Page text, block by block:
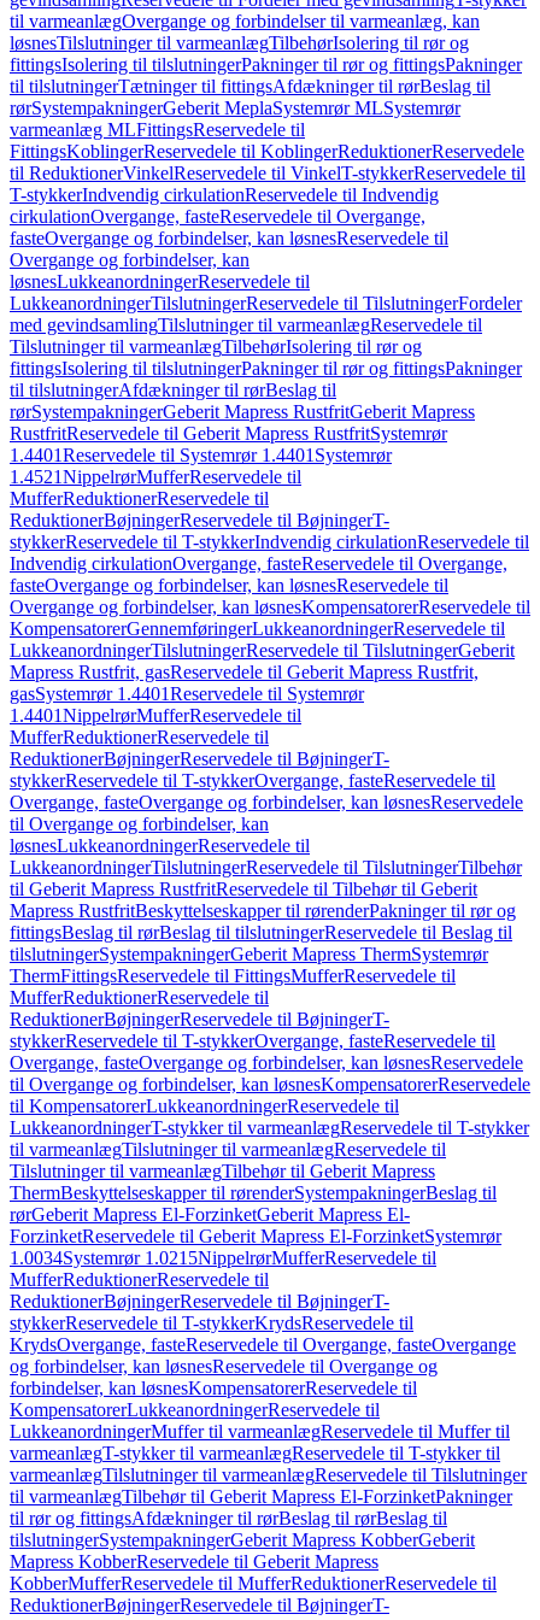
til varmeanlægOvergange og forbindelser til varmeanlæg, kan
løsnesTilslutninger til varmeanlægTilbehørIsolering til rør og
fittingsIsolering til tilslutningerPakninger til rør og fittingsPakninger
til tilslutningerTætninger til fittingsAfdækninger til rørBeslag til
rørSystempakningerGeberit MeplaSystemrør MLSystemrør
varmeanlæg MLFittingsReservedele til
FittingsKoblingerReservedele til KoblingerReduktionerReservedele
til ReduktionerVinkelReservedele til VinkelT-stykkerReservedele til
T-stykkerIndvendig cirkulationReservedele til Indvendig
cirkulationOvergange, fasteReservedele til Overgange,
fasteOvergange og forbindelser, kan løsnesReservedele til
Overgange og forbindelser, kan
løsnesLukkeanordningerReservedele til
LukkeanordningerTilslutningerReservedele til TilslutningerFordeler
med gevindsamlingTilslutninger til varmeanlægReservedele til
Tilslutninger til varmeanlægTilbehørIsolering til rør og
fittingsIsolering til tilslutningerPakninger til rør og fittingsPakninger
til tilslutningerAfdækninger til rørBeslag til
rørSystempakningerGeberit Mapress RustfritGeberit Mapress
RustfritReservedele til Geberit Mapress RustfritSystemrør
1.4401Reservedele til Systemrør 1.4401 Systemrør
1.4521NippelrørMufferReservedele til
MufferReduktionerReservedele til
ReduktionerBøjningerReservedele til BøjningerT-
stykkerReservedele til T-stykkerIndvendig cirkulationReservedele til
Indvendig cirkulationOvergange, fasteReservedele til Overgange,
fasteOvergange og forbindelser, kan løsnesReservedele til
Overgange og forbindelser, kan løsnesKompensatorerReservedele til
KompensatorerGennemføringerLukkeanordningerReservedele til
LukkeanordningerTilslutningerReservedele til TilslutningerGeberit
Mapress Rustfrit, gasReservedele til Geberit Mapress Rustfrit,
gasSystemrør 1.4401Reservedele til Systemrør
1.4401NippelrørMufferReservedele til
MufferReduktionerReservedele til
ReduktionerBøjningerReservedele til BøjningerT-
stykkerReservedele til T-stykkerOvergange, fasteReservedele til
Overgange, fasteOvergange og forbindelser, kan løsnesReservedele
til Overgange og forbindelser, kan
løsnesLukkeanordningerReservedele til
LukkeanordningerTilslutningerReservedele til TilslutningerTilbehør
til Geberit Mapress RustfritReservedele til Tilbehør til Geberit
Mapress RustfritBeskyttelseskapper til rørenderPakninger til rør og
fittingsBeslag til rørBeslag til tilslutningerReservedele til Beslag til
tilslutningerSystempakningerGeberit Mapress ThermSystemrør
ThermFittingsReservedele til FittingsMufferReservedele til
MufferReduktionerReservedele til
ReduktionerBøjningerReservedele til BøjningerT-
stykkerReservedele til T-stykkerOvergange, fasteReservedele til
Overgange, fasteOvergange og forbindelser, kan løsnesReservedele
til Overgange og forbindelser, kan løsnesKompensatorerReservedele
til KompensatorerLukkeanordningerReservedele til
LukkeanordningerT-stykker til varmeanlægReservedele til T-stykker
til varmeanlægTilslutninger til varmeanlægReservedele til
Tilslutninger til varmeanlægTilbehør til Geberit Mapress
ThermBeskyttelseskapper til rørenderSystempakningerBeslag til
rørGeberit Mapress El-ForzinketGeberit Mapress El-
ForzinketReservedele til Geberit Mapress El-ForzinketSystemrør
1.0034Systemrør 1.0215NippelrørMufferReservedele til
MufferReduktionerReservedele til
ReduktionerBøjningerReservedele til BøjningerT-
stykkerReservedele til T-stykkerKrydsReservedele til
KrydsOvergange, fasteReservedele til Overgange, fasteOvergange
og forbindelser, kan løsnesReservedele til Overgange og
forbindelser, kan løsnesKompensatorerReservedele til
KompensatorerLukkeanordningerReservedele til
LukkeanordningerMuffer til varmeanlægReservedele til Muffer til
varmeanlægT-stykker til varmeanlægReservedele til T-stykker til
varmeanlægTilslutninger til varmeanlægReservedele til Tilslutninger
til varmeanlægTilbehør til Geberit Mapress El-ForzinketPakninger
til rør og fittingsAfdækninger til rørBeslag til rørBeslag til
tilslutningerSystempakningerGeberit Mapress KobberGeberit
Mapress KobberReservedele til Geberit Mapress
KobberMufferReservedele til MufferReduktionerReservedele til
ReduktionerBøjningerReservedele til BøjningerT-